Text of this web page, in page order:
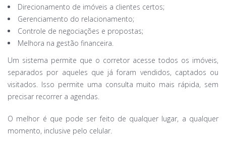
Direcionamento de imóveis a clientes certos;
Gerenciamento do relacionamento;
Controle de negociações e propostas;
Melhora na gestão financeira.
Um sistema permite que o corretor acesse todos os imóveis,
separados por aqueles que já foram vendidos, captados ou
visitados. Isso permite uma consulta muito mais rápida, sem
precisar recorrer a agendas.
O melhor é que pode ser feito de qualquer lugar, a qualquer
momento, inclusive pelo celular.